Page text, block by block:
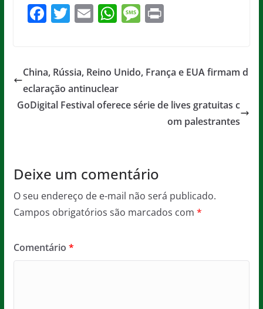
F
e
b
o
T
er
E
l
W
s
A
p
M
a
e
Pr
China, Rússia, Reino Unido, França e EUA firmam d
eclaração antinuclear
GoDigital Festival oferece série de lives gratuitas c
om palestrantes
Deixe um comentário
O seu endereço de e-mail não será publicado.
Campos obrigatórios são marcados com *
Comentário *